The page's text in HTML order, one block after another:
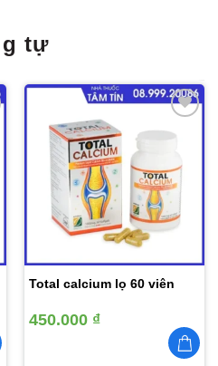
tự
yêu
thích
Total calcium lọ 60 viên
450.000 ₫